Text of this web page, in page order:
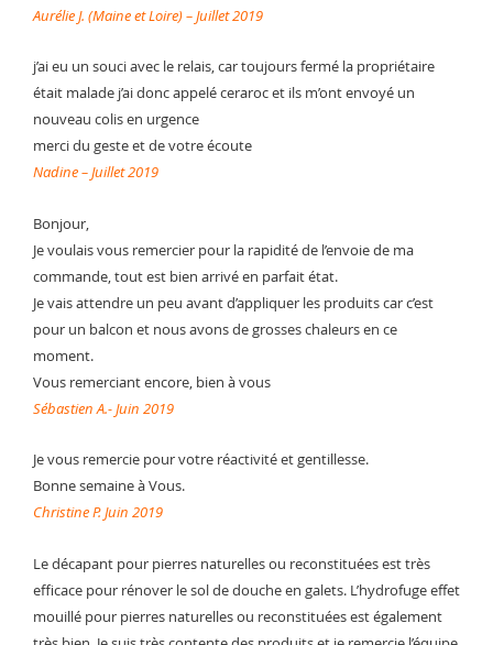
Aurélie J. (Maine et Loire) – Juillet 2019
j’ai eu un souci avec le relais, car toujours fermé la propriétaire
était malade j’ai donc appelé ceraroc et ils m’ont envoyé un
nouveau colis en urgence
merci du geste et de votre écoute
Nadine – Juillet 2019
Bonjour,
Je voulais vous remercier pour la rapidité de l’envoie de ma
commande, tout est bien arrivé en parfait état.
Je vais attendre un peu avant d’appliquer les produits car c’est
pour un balcon et nous avons de grosses chaleurs en ce
moment.
Vous remerciant encore, bien à vous
Sébastien A.- Juin 2019
Je vous remercie pour votre réactivité et gentillesse.
Bonne semaine à Vous.
Christine P. Juin 2019
Le décapant pour pierres naturelles ou reconstituées est très
efficace pour rénover le sol de douche en galets. L’hydrofuge effet
mouillé pour pierres naturelles ou reconstituées est également